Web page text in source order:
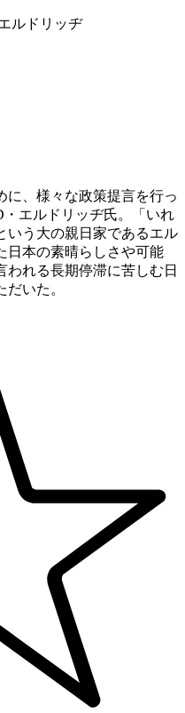
ルドリッヂ
に、様々な政策提言を行っ
エルドリッヂ氏。「いれ
いう大の親日家であるエル
日本の素晴らしさや可能
われる長期停滞に苦しむ日
いた。